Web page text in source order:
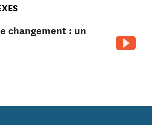
changement : un